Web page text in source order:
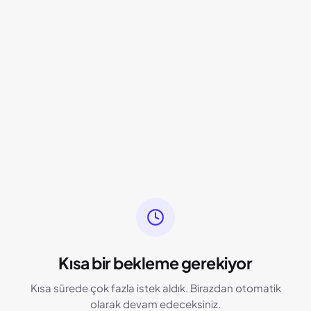
Kısa bir bekleme gerekiyor
Kısa sürede çok fazla istek aldık. Birazdan otomatik
olarak devam edeceksiniz.